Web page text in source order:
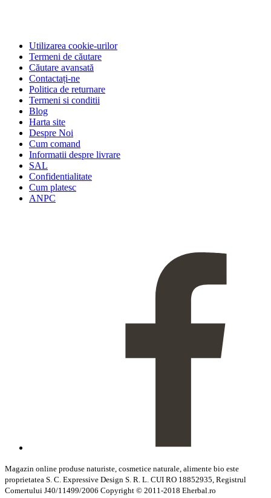
Utilizarea cookie-urilor
Termeni de căutare
Căutare avansată
Contactați-ne
Politica de returnare
Termeni si conditii
Blog
Harta site
Despre Noi
Cum comand
Informatii despre livrare
SAL
Confidentialitate
Cum platesc
ANPC
Magazin online produse naturiste, cosmetice naturale, alimente bio este
proprietatea S. C. Expressive Design S. R. L. CUI RO 18852935, Registrul
Comertului J40/11499/2006 Copyright © 2011-2018 Eherbal.ro